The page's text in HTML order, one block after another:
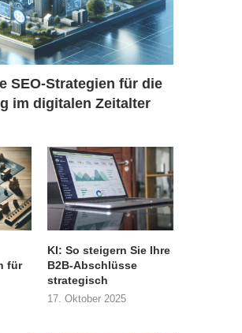
SEO-Strategien für die
im digitalen Zeitalter
für
KI: So steigern Sie Ihre
B2B-Abschlüsse
strategisch
17. Oktober 2025